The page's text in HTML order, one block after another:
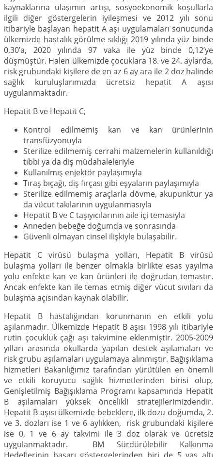
kaynaklarına ulaşımın artışı, sosyoekonomik koşullarla
ilgili diğer göstergelerin iyileşmesi ve 2012 yılı sonu
itibariyle başlayan hepatit A aşı uygulamaları sonucunda
ülkemizde hastalık görülme sıklığı 2019 yılında yüz binde
0,30’a, 2020 yılında 97 vaka ile yüz binde 0,12’ye
düşmüştür. Halen ülkemizde çocuklara 18. ve 24. aylarda,
risk grubundaki kişilere de en az 6 ay ara ile 2 doz halinde
sağlık kuruluşlarımızda ücretsiz hepatit A aşısı
uygulanmaktadır.
Hepatit B ve Hepatit C;
Kontrol edilmemiş kan ve kan ürünlerinin
transfüzyonuyla
Sterilize edilmemiş cerrahi malzemelerin kullanıldığı
tıbbi ya da diş müdahaleleriyle
Kullanılmış enjektör paylaşımıyla
Tıraş bıçağı, diş fırçası gibi eşyaların paylaşımıyla
Sterilize edilmemiş araçlarla dövme, akupunktur ya
da vücut takılarının uygulanmasıyla
Hepatit B ve C taşıyıcılarının aile içi temasıyla
Anneden bebeğe doğumda ve sonrasında
Güvenli olmayan cinsel ilişkiyle bulaşabilir.
Hepatit C virüsü bulaşma yolları, Hepatit B virüsü
bulaşma yolları ile benzer olmakla birlikte esas yayılma
yolu enfekte kan ve kan ürünleri ile doğrudan temastır.
Ancak enfekte kan ile temas etmiş diğer vücut sıvıları da
bulaşma açısından kaynak olabilir.
Hepatit B hastalığından korunmanın en etkili yolu
aşılanmadır. Ülkemizde Hepatit B aşısı 1998 yılı itibariyle
rutin çocukluk çağı aşı takvimine eklenmiştir. 2005-2009
yılları arasında okullarda yapılan destek aşılamaları ve
risk grubu aşılamaları uygulamaya alınmıştır. Bağışıklama
hizmetleri Bakanlığımız tarafından yürütülen en önemli
ve etkili koruyucu sağlık hizmetlerinden birisi olup,
Genişletilmiş Bağışıklama Programı kapsamında Hepatit
B aşılamaları yüksek öncelikli stratejilerimizdendir.
Hepatit B aşısı ülkemizde bebeklere, ilk dozu doğumda, 2.
ve 3. dozları ise 1 ve 6 aylıkken, risk grubundaki kişilere
ise 0, 1 ve 6 ay takvimi ile 3 doz olarak ve ücretsiz
uygulanmaktadır. BM Sürdürülebilir Kalkınma